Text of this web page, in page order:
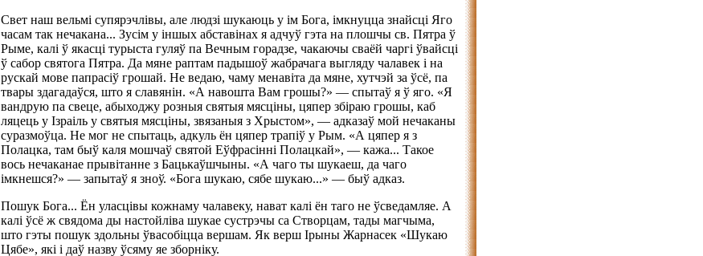
Свет наш вельмі супярэчлівы, але людзі шукаюць у ім Бога, імкнуцца знайсці Яго
часам так нечакана... Зусім у іншых абставінах я адчуў гэта на плошчы св. Пятра ў
Рыме, калі ў якасці турыста гуляў па Вечным горадзе, чакаючы сваёй чаргі ўвайсці
ў сабор святога Пятра. Да мяне раптам падышоў жабрачага выгляду чалавек і на
рускай мове папрасіў грошай. Не ведаю, чаму менавіта да мяне, хутчэй за ўсё, па
твары здагадаўся, што я славянін. «А навошта Вам грошы?» — спытаў я ў яго. «Я
вандрую па свеце, абыходжу розныя святыя мясціны, цяпер збіраю грошы, каб
ляцець у Ізраіль у святыя мясціны, звязаныя з Хрыстом», — адказаў мой нечаканы
суразмоўца. Не мог не спытаць, адкуль ён цяпер трапіў у Рым. «А цяпер я з
Полацка, там быў каля мошчаў святой Еўфрасінні Полацкай», — кажа... Такое
вось нечаканае прывітанне з Бацькаўшчыны. «А чаго ты шукаеш, да чаго
імкнешся?» — запытаў я зноў. «Бога шукаю, сябе шукаю...» — быў адказ.
Пошук Бога... Ён уласцівы кожнаму чалавеку, нават калі ён таго не ўсведамляе. А
калі ўсё ж свядома ды настойліва шукае сустрэчы са Створцам, тады магчыма,
што гэты пошук здольны ўвасобіцца вершам. Як верш Ірыны Жарнасек «Шукаю
Цябе», які і даў назву ўсяму яе зборніку.